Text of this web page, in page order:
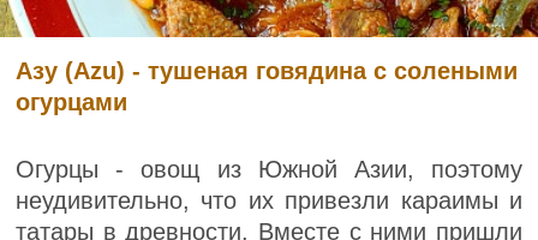
Азу (Azu) - тушеная говядина с солеными
огурцами
Огурцы - овощ из Южной Азии, поэтому
неудивительно, что их привезли караимы и
татары в древности. Вместе с ними пришли